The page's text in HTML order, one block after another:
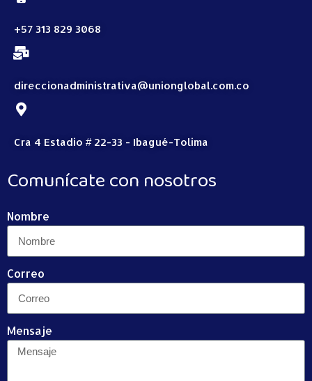
+57 313 829 3068
direccionadministrativa@unionglobal.com.co
Cra 4 Estadio # 22-33 - Ibagué-Tolima
Comunícate con nosotros
Nombre
Correo
Mensaje